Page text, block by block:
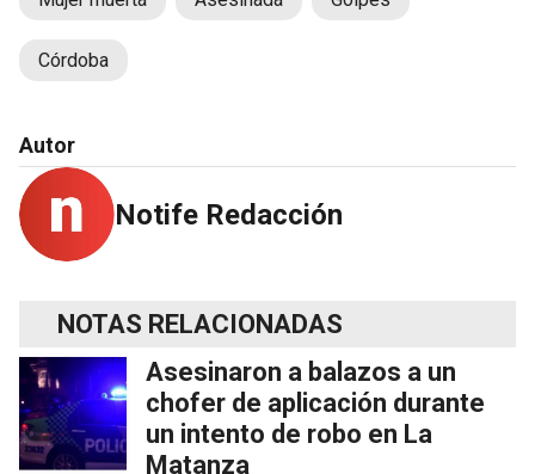
Córdoba
Autor
Notife Redacción
NOTAS RELACIONADAS
Asesinaron a balazos a un
chofer de aplicación durante
un intento de robo en La
Matanza